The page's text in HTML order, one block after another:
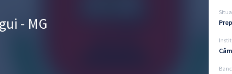
- MG